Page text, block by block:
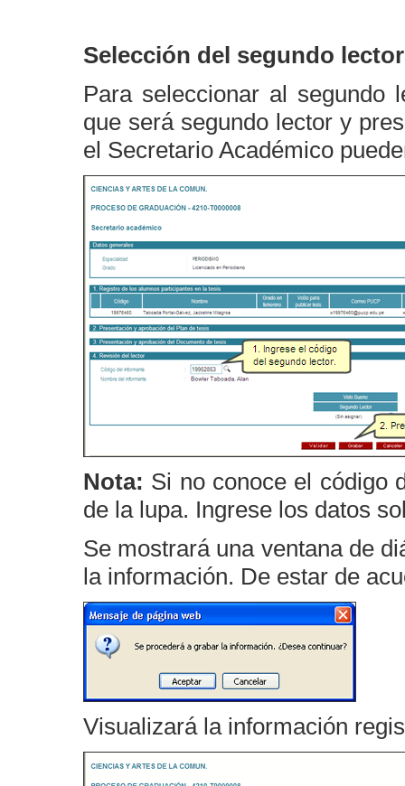
Selección del segundo lector
Para seleccionar al segundo
que será segundo lector y
el Secretario Académico
Nota: Si no conoce el código
de la lupa. Ingrese los datos
Se mostrará una ventana de
la información. De estar de
Visualizará la información